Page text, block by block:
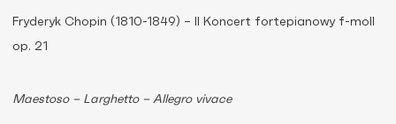
Fryderyk Chopin (1810-1849) – II Koncert fortepianowy f-moll
op. 21
Maestoso – Larghetto – Allegro vivace